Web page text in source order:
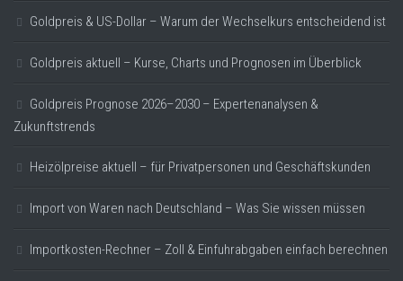
Goldpreis & US-Dollar – Warum der Wechselkurs entscheidend ist
Goldpreis aktuell – Kurse, Charts und Prognosen im Überblick
Goldpreis Prognose 2026–2030 – Expertenanalysen &
Zukunftstrends
Heizölpreise aktuell – für Privatpersonen und Geschäftskunden
Import von Waren nach Deutschland – Was Sie wissen müssen
Importkosten-Rechner – Zoll & Einfuhrabgaben einfach berechnen